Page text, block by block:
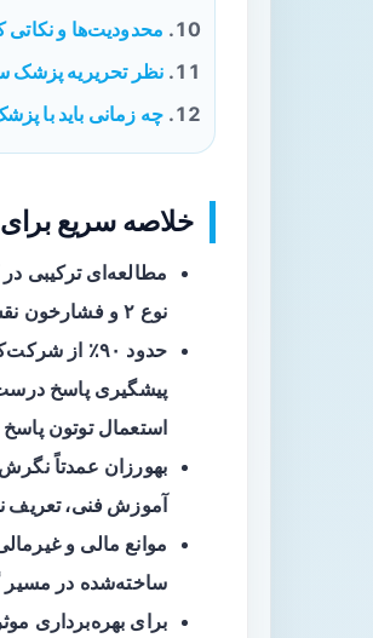
محدودیت‌ها و نکاتی
نظر تحریریه پزشک
چه زمانی باید با
خلاصه سریع برای
مطالعه‌ای ترکیبی
نوع ۲ و فشارخون نقش مفیدی ایفا کنند.
حدود ۹۰٪
از
پیشگیری پاسخ درست
استعمال توتون
بهورزان عمدتاً
آموزش فنی،
موانع مالی و
ساخته‌شده در
برای بهره‌برداری